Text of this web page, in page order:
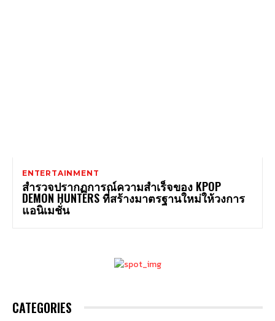
ENTERTAINMENT
สำรวจปรากฏการณ์ความสำเร็จของ KPOP
DEMON HUNTERS ที่สร้างมาตรฐานใหม่ให้วงการ
แอนิเมชั่น
CATEGORIES